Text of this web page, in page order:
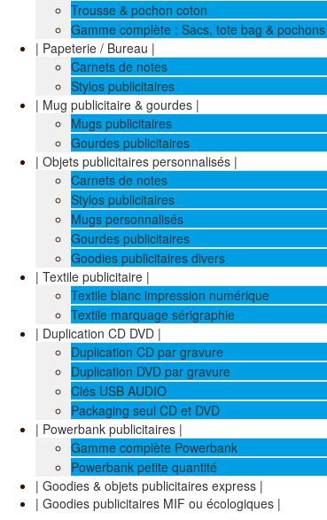
Trousse & pochon coton
Gamme complète : Sacs, tote bag & pochons
| Papeterie / Bureau |
Carnets de notes
Stylos publicitaires
| Mug publicitaire & gourdes |
Mugs publicitaires
Gourdes publicitaires
| Objets publicitaires personnalisés |
Carnets de notes
Stylos publicitaires
Mugs personnalisés
Gourdes publicitaires
Goodies publicitaires divers
| Textile publicitaire |
Textile blanc impression numérique
Textile marquage sérigraphie
| Duplication CD DVD |
Duplication CD par gravure
Duplication DVD par gravure
Clés USB AUDIO
Packaging seul CD et DVD
| Powerbank publicitaires |
Gamme complète Powerbank
Powerbank petite quantité
| Goodies & objets publicitaires express |
| Goodies publicitaires MIF ou écologiques |